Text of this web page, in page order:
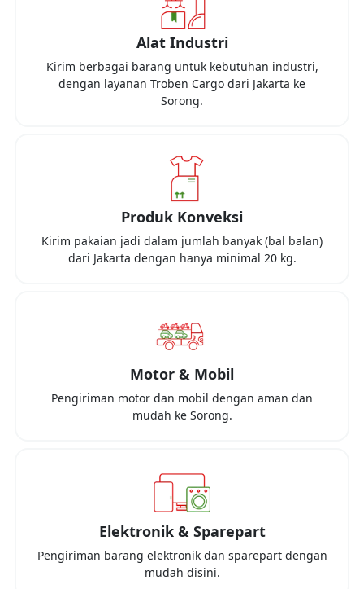
Alat Industri
Kirim berbagai barang untuk kebutuhan industri,
dengan layanan Troben Cargo dari Jakarta ke
Sorong.
Produk Konveksi
Kirim pakaian jadi dalam jumlah banyak (bal balan)
dari Jakarta dengan hanya minimal 20 kg.
Motor & Mobil
Pengiriman motor dan mobil dengan aman dan
mudah ke Sorong.
Elektronik & Sparepart
Pengiriman barang elektronik dan sparepart dengan
mudah disini.